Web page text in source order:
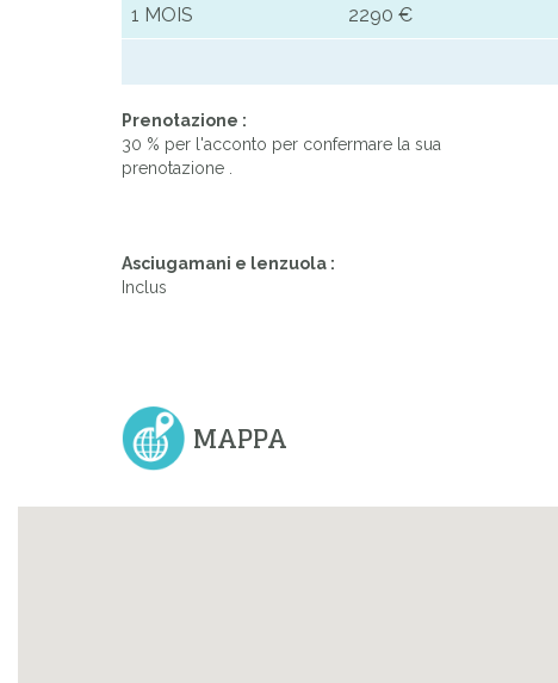
1 MOIS 2290 €
Prenotazione :
30 % per l'acconto per confermare la sua
prenotazione .
Asciugamani e lenzuola :
Inclus
MAPPA